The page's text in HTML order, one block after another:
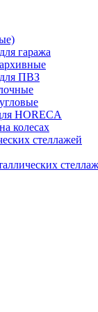
гаража
ПВЗ
HORECA
колесах
стеллажей